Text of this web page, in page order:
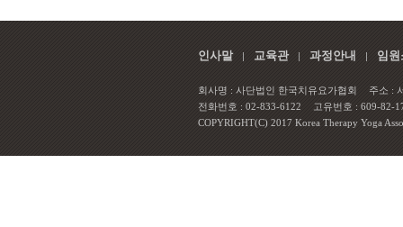
인사말 교육관 과정안내 임
회사명 : 사단법인 한국치유요가협회
주소 :
전화번호 : 02-833-6122
고유번호 : 609-82-
COPYRIGHT(C) 2017 Korea Therapy Yoga